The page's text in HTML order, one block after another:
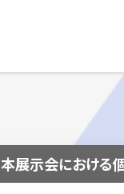
本展示会における